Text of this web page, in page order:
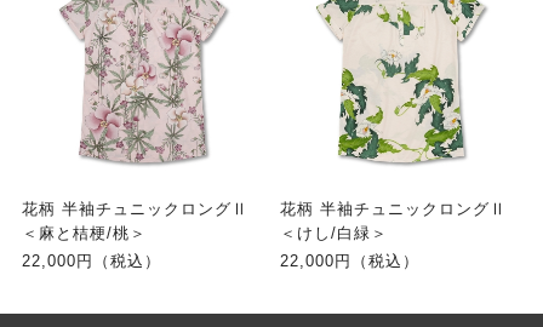
花柄 半袖チュニックロングⅡ
＜麻と桔梗/桃＞
22,000円（税込）
花柄 半袖チュニックロングⅡ
＜けし/白緑＞
22,000円（税込）